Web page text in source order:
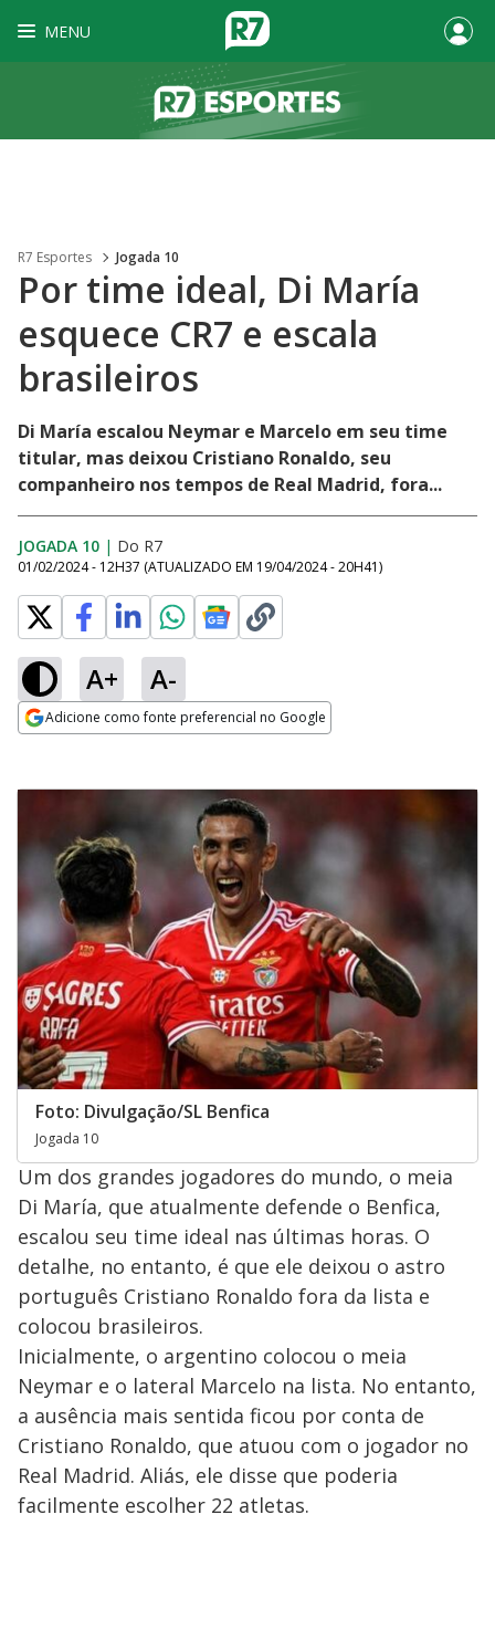
MENU
R7 Esportes Jogada 10
Por time ideal, Di María
esquece CR7 e escala
brasileiros
Di María escalou Neymar e Marcelo em seu time
titular, mas deixou Cristiano Ronaldo, seu
companheiro nos tempos de Real Madrid, fora...
JOGADA 10 | Do R7
01/02/2024 - 12H37 (ATUALIZADO EM 19/04/2024 - 20H41)
A+ A-
Adicione como fonte preferencial no Google
Foto: Divulgação/SL Benfica
Jogada 10
Um dos grandes jogadores do mundo, o meia
Di María, que atualmente defende o Benfica,
escalou seu time ideal nas últimas horas. O
detalhe, no entanto, é que ele deixou o astro
português Cristiano Ronaldo fora da lista e
colocou brasileiros.
Inicialmente, o argentino colocou o meia
Neymar e o lateral Marcelo na lista. No entanto,
a ausência mais sentida ficou por conta de
Cristiano Ronaldo, que atuou com o jogador no
Real Madrid. Aliás, ele disse que poderia
facilmente escolher 22 atletas.